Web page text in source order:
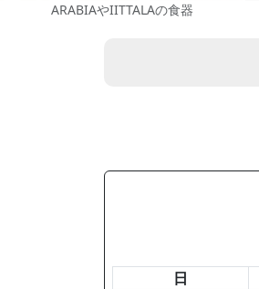
ARABIAやIITTALAの食器
日